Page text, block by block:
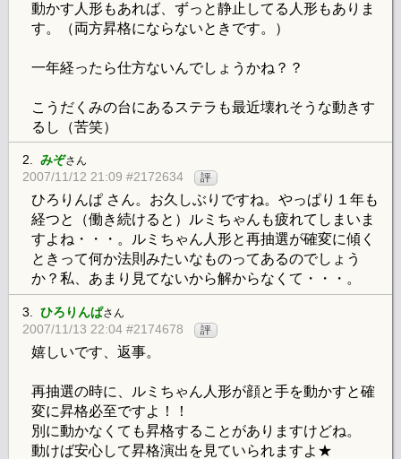
動かす人形もあれば、ずっと静止してる人形もありま
す。（両方昇格にならないときです。）
一年経ったら仕方ないんでしょうかね？？
こうだくみの台にあるステラも最近壊れそうな動きす
るし（苦笑）
2. みぞさん
2007/11/12 21:09 #2172634 評
ひろりんぱ さん。お久しぶりですね。やっぱり１年も
経つと（働き続けると）ルミちゃんも疲れてしまいま
すよね・・・。ルミちゃん人形と再抽選が確変に傾く
ときって何か法則みたいなものってあるのでしょう
か？私、あまり見てないから解からなくて・・・。
3. ひろりんぱさん
2007/11/13 22:04 #2174678 評
嬉しいです、返事。
再抽選の時に、ルミちゃん人形が顔と手を動かすと確
変に昇格必至ですよ！！
別に動かなくても昇格することがありますけどね。
動けば安心して昇格演出を見ていられますよ★